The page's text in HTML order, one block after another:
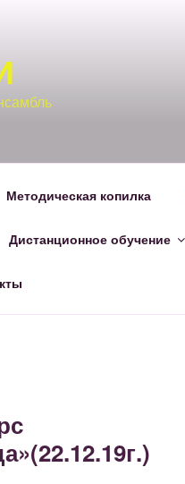
Методическая копилка
Дистанционное обучение